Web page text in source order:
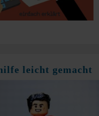
leicht gemacht